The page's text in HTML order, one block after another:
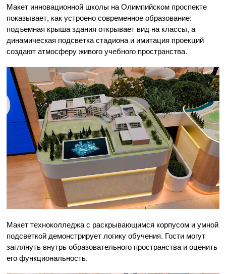
Макет инновационной школы на Олимпийском проспекте
показывает, как устроено современное образование:
подъемная крыша здания открывает вид на классы, а
динамическая подсветка стадиона и имитация проекций
создают атмосферу живого учебного пространства.
Макет техноколледжа с раскрывающимся корпусом и умной
подсветкой демонстрирует логику обучения. Гости могут
заглянуть внутрь образовательного пространства и оценить
его функциональность.